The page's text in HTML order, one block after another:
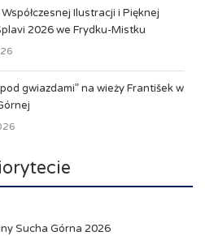
Ilustracji i Pięknej
2026 we Frydku-Mistku
gwiazdami” na wieży František w
Sucha Górna 2026